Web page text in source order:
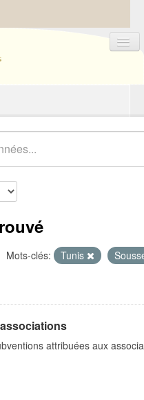
Mots-clés: Tunis
attribuées aux